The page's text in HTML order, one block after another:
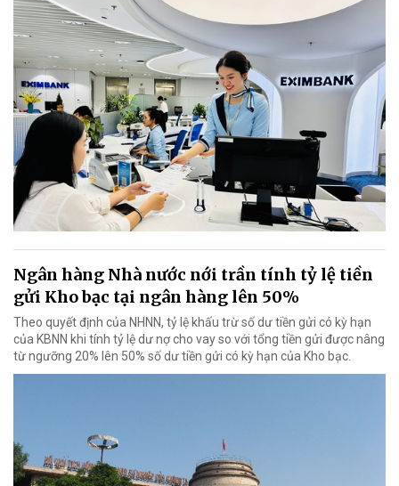
Ngân hàng Nhà nước nới trần tính tỷ lệ tiền
gửi Kho bạc tại ngân hàng lên 50%
Theo quyết định của NHNN, tỷ lệ khấu trừ số dư tiền gửi có kỳ hạn
của KBNN khi tính tỷ lệ dư nợ cho vay so với tổng tiền gửi được nâng
từ ngưỡng 20% lên 50% số dư tiền gửi có kỳ hạn của Kho bạc.